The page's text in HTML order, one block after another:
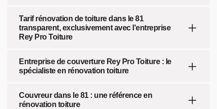
Tarif rénovation de toiture dans le 81
transparent, exclusivement avec l'entreprise
Rey Pro Toiture
Entreprise de couverture Rey Pro Toiture : le
spécialiste en rénovation toiture
Couvreur dans le 81 : une référence en
rénovation toiture